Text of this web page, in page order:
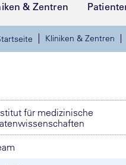
& Zentren
Kliniken & Zentren
für medizinische